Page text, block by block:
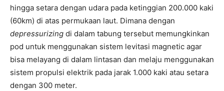
hingga setara dengan udara pada ketinggian 200.000 kaki
(60km) di atas permukaan laut. Dimana dengan
depressurizing di dalam tabung tersebut memungkinkan
pod untuk menggunakan sistem levitasi magnetic agar
bisa melayang di dalam lintasan dan melaju menggunakan
sistem propulsi elektrik pada jarak 1.000 kaki atau setara
dengan 300 meter.